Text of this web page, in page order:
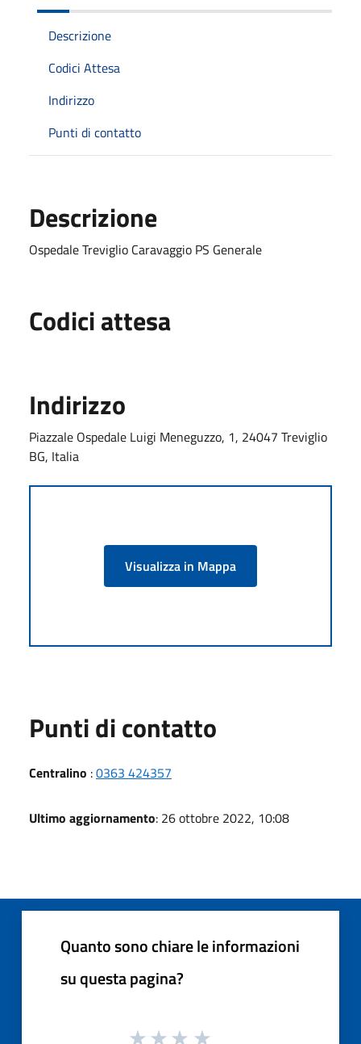
Descrizione
Codici Attesa
Indirizzo
Punti di contatto
Descrizione
Ospedale Treviglio Caravaggio PS Generale
Codici attesa
Indirizzo
Piazzale Ospedale Luigi Meneguzzo, 1, 24047 Treviglio
BG, Italia
Visualizza in Mappa
Punti di contatto
Centralino :0363 424357
Ultimo aggiornamento: 26 ottobre 2022, 10:08
Quanto sono chiare le informazioni
su questa pagina?